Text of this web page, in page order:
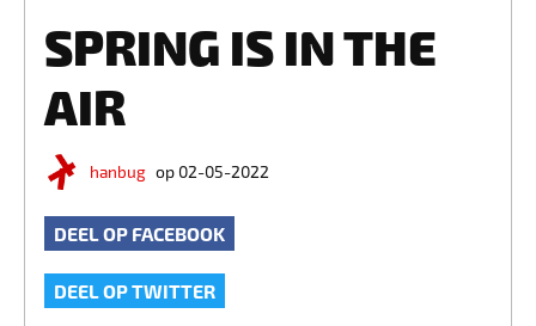
SPRING IS IN THE
AIR
hanbug op 02-05-2022
DEEL OP FACEBOOK
DEEL OP TWITTER